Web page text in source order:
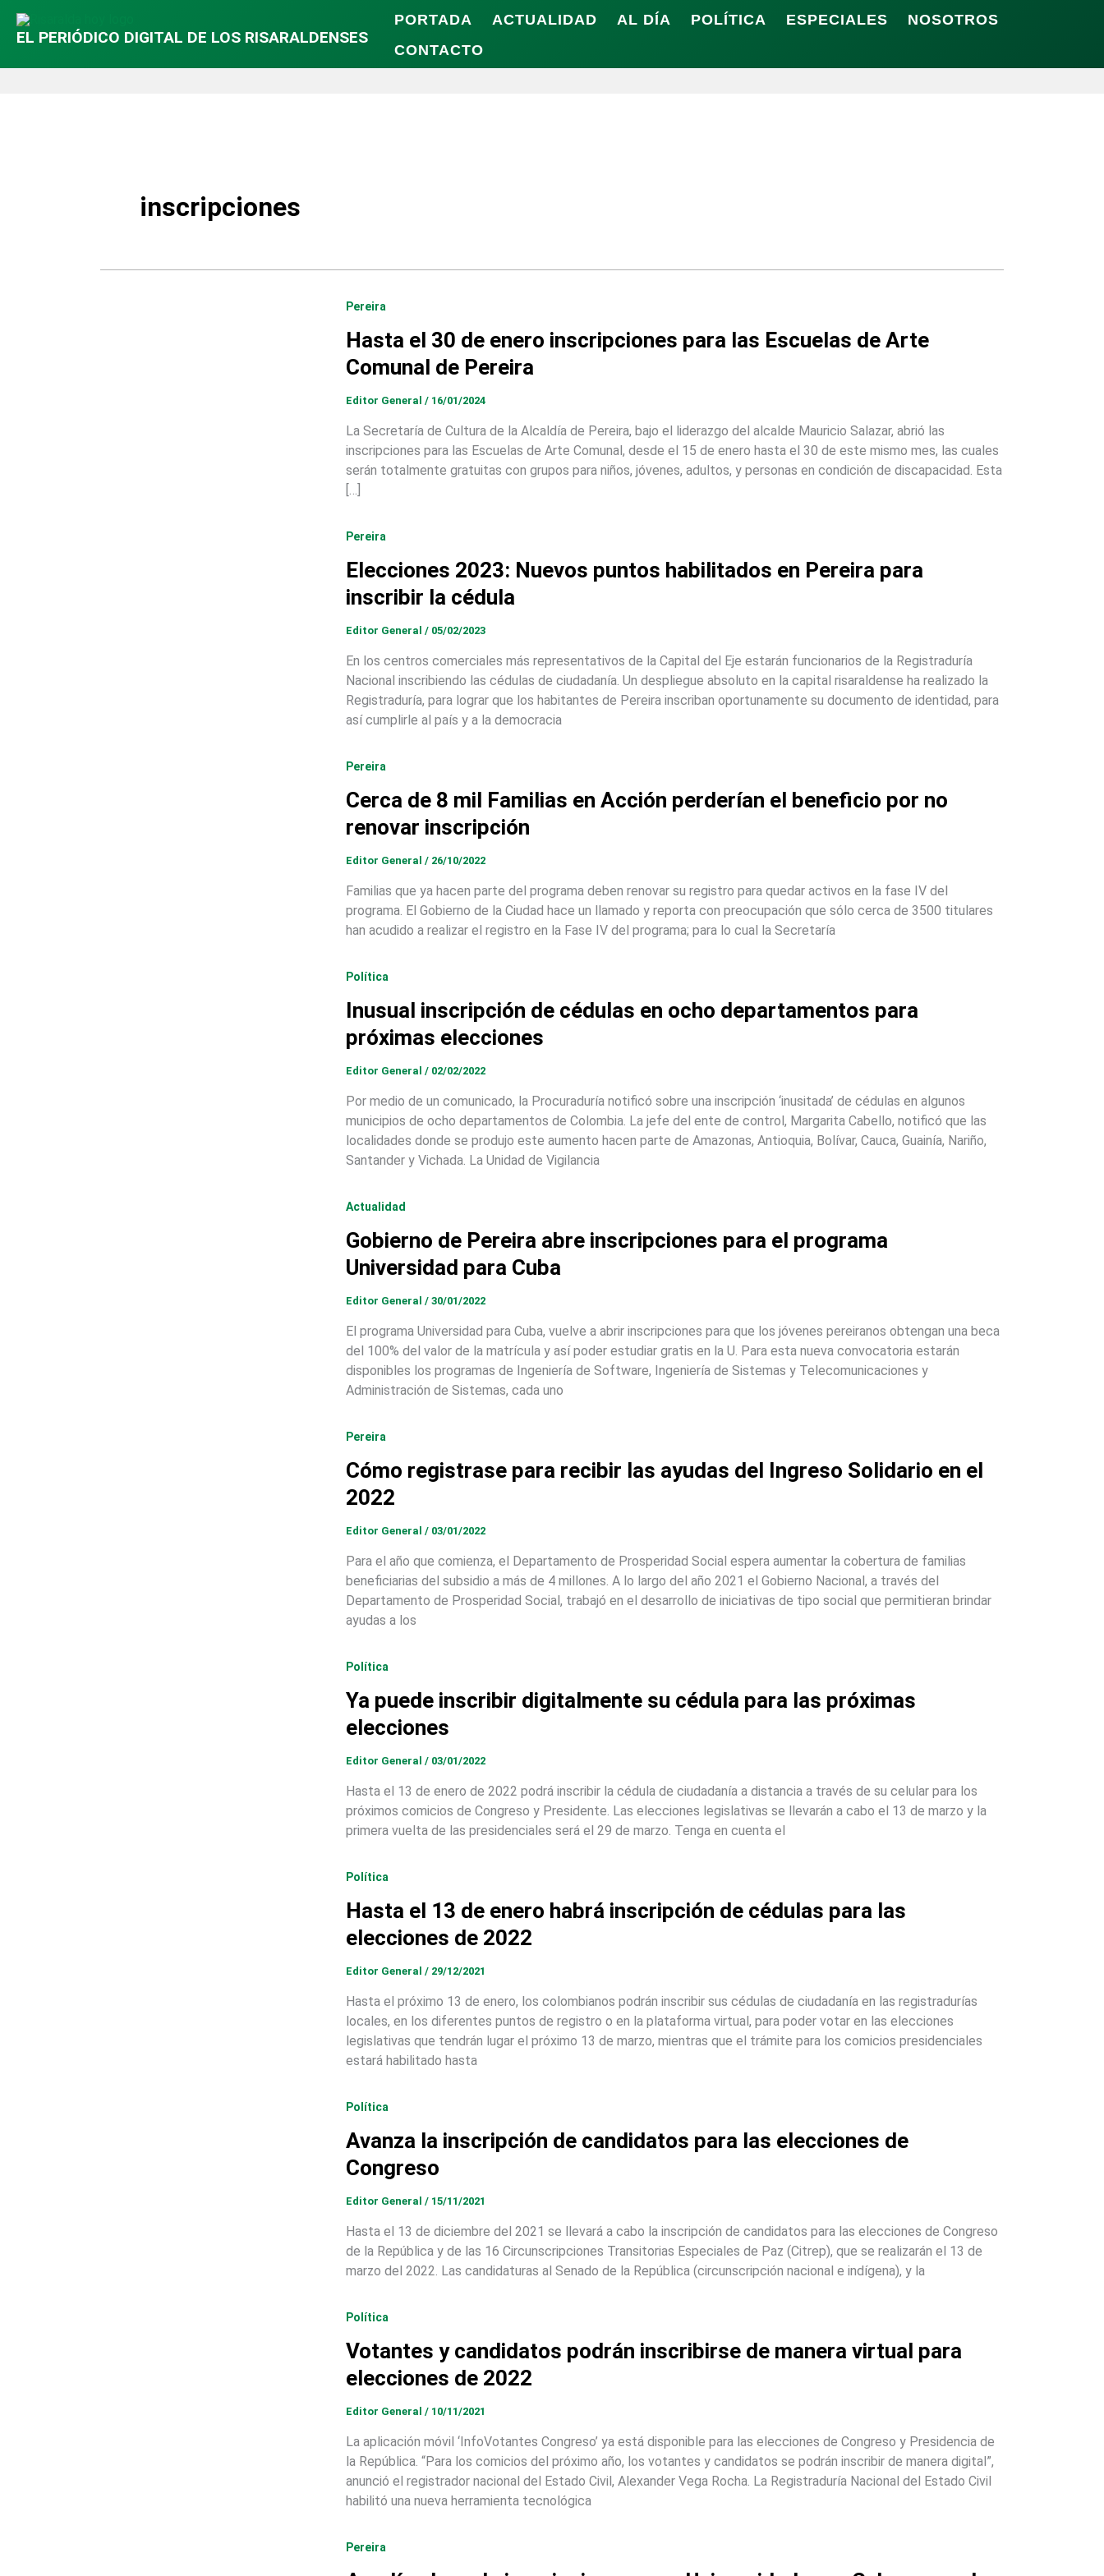
EL PERIÓDICO DIGITAL DE LOS RISARALDENSES
PORTADA ACTUALIDAD AL DÍA POLÍTICA ESPECIALES
NOSOTROS
CONTACTO
inscripciones
Pereira
Hasta el 30 de enero inscripciones para las Escuelas de Arte
Comunal de Pereira
Editor General / 16/01/2024
La Secretaría de Cultura de la Alcaldía de Pereira, bajo el liderazgo del alcalde Mauricio Salazar, abrió las
inscripciones para las Escuelas de Arte Comunal, desde el 15 de enero hasta el 30 de este mismo mes, las cuales
serán totalmente gratuitas con grupos para niños, jóvenes, adultos, y personas en condición de discapacidad. Esta
[…]
Pereira
Elecciones 2023: Nuevos puntos habilitados en Pereira para
inscribir la cédula
Editor General / 05/02/2023
En los centros comerciales más representativos de la Capital del Eje estarán funcionarios de la Registraduría
Nacional inscribiendo las cédulas de ciudadanía. Un despliegue absoluto en la capital risaraldense ha realizado la
Registraduría, para lograr que los habitantes de Pereira inscriban oportunamente su documento de identidad, para
así cumplirle al país y a la democracia
Pereira
Cerca de 8 mil Familias en Acción perderían el beneficio por no
renovar inscripción
Editor General / 26/10/2022
Familias que ya hacen parte del programa deben renovar su registro para quedar activos en la fase IV del
programa. El Gobierno de la Ciudad hace un llamado y reporta con preocupación que sólo cerca de 3500 titulares
han acudido a realizar el registro en la Fase IV del programa; para lo cual la Secretaría
Política
Inusual inscripción de cédulas en ocho departamentos para
próximas elecciones
Editor General / 02/02/2022
Por medio de un comunicado, la Procuraduría notificó sobre una inscripción ‘inusitada’ de cédulas en algunos
municipios de ocho departamentos de Colombia. La jefe del ente de control, Margarita Cabello, notificó que las
localidades donde se produjo este aumento hacen parte de Amazonas, Antioquia, Bolívar, Cauca, Guainía, Nariño,
Santander y Vichada. La Unidad de Vigilancia
Actualidad
Gobierno de Pereira abre inscripciones para el programa
Universidad para Cuba
Editor General / 30/01/2022
El programa Universidad para Cuba, vuelve a abrir inscripciones para que los jóvenes pereiranos obtengan una beca
del 100% del valor de la matrícula y así poder estudiar gratis en la U. Para esta nueva convocatoria estarán
disponibles los programas de Ingeniería de Software, Ingeniería de Sistemas y Telecomunicaciones y
Administración de Sistemas, cada uno
Pereira
Cómo registrase para recibir las ayudas del Ingreso Solidario en el
2022
Editor General / 03/01/2022
Para el año que comienza, el Departamento de Prosperidad Social espera aumentar la cobertura de familias
beneficiarias del subsidio a más de 4 millones. A lo largo del año 2021 el Gobierno Nacional, a través del
Departamento de Prosperidad Social, trabajó en el desarrollo de iniciativas de tipo social que permitieran brindar
ayudas a los
Política
Ya puede inscribir digitalmente su cédula para las próximas
elecciones
Editor General / 03/01/2022
Hasta el 13 de enero de 2022 podrá inscribir la cédula de ciudadanía a distancia a través de su celular para los
próximos comicios de Congreso y Presidente. Las elecciones legislativas se llevarán a cabo el 13 de marzo y la
primera vuelta de las presidenciales será el 29 de marzo. Tenga en cuenta el
Política
Hasta el 13 de enero habrá inscripción de cédulas para las
elecciones de 2022
Editor General / 29/12/2021
Hasta el próximo 13 de enero, los colombianos podrán inscribir sus cédulas de ciudadanía en las registradurías
locales, en los diferentes puntos de registro o en la plataforma virtual, para poder votar en las elecciones
legislativas que tendrán lugar el próximo 13 de marzo, mientras que el trámite para los comicios presidenciales
estará habilitado hasta
Política
Avanza la inscripción de candidatos para las elecciones de
Congreso
Editor General / 15/11/2021
Hasta el 13 de diciembre del 2021 se llevará a cabo la inscripción de candidatos para las elecciones de Congreso
de la República y de las 16 Circunscripciones Transitorias Especiales de Paz (Citrep), que se realizarán el 13 de
marzo del 2022. Las candidaturas al Senado de la República (circunscripción nacional e indígena), y la
Política
Votantes y candidatos podrán inscribirse de manera virtual para
elecciones de 2022
Editor General / 10/11/2021
La aplicación móvil ‘InfoVotantes Congreso’ ya está disponible para las elecciones de Congreso y Presidencia de
la República. “Para los comicios del próximo año, los votantes y candidatos se podrán inscribir de manera digital”,
anunció el registrador nacional del Estado Civil, Alexander Vega Rocha. La Registraduría Nacional del Estado Civil
habilitó una nueva herramienta tecnológica
Pereira